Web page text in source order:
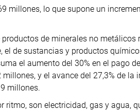
millones, lo que supone un
de minerales no metálicos
de sustancias y productos
el aumento del 30% en el pago
y el avance del 27,3% de la
millones.
son electricidad, gas y agua,